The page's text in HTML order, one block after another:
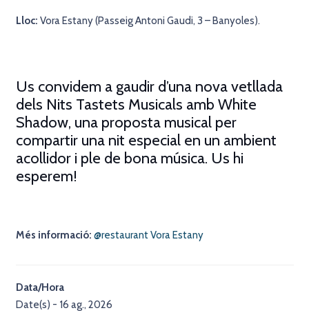
Lloc: Vora Estany (Passeig Antoni Gaudi, 3 – Banyoles).
Us convidem a gaudir d’una nova vetllada
dels Nits Tastets Musicals amb White
Shadow, una proposta musical per
compartir una nit especial en un ambient
acollidor i ple de bona música. Us hi
esperem!
Més informació: @restaurant Vora Estany
Data/Hora
Date(s) - 16 ag., 2026